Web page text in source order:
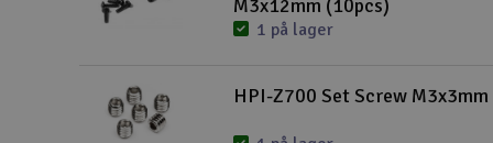
M3x12mm (10pcs)
1 på lager
HPI-Z700 Set Screw M3x3mm